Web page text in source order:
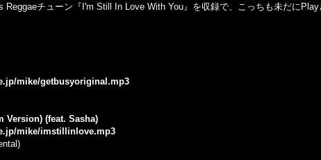
Reggaeチューン『I'm Still In Love With You』を収録で、こっちも未だに
mike/getbusyoriginal.mp3
Version) (feat. Sasha)
mike/imstillinlove.mp3